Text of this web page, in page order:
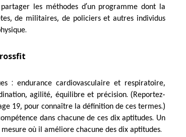
les méthodes d’un programme dont la
,de militaires, de policiers et autres individus
.
: endurance cardiovasculaire et respiratoire,
, agilité, équilibre et précision. (Reportez-
19, pour connaître la définition de ces termes.)
dans chacune de ces dix aptitudes. Un
où il améliore chacune des dix aptitudes.